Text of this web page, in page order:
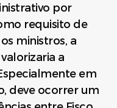
por
requisito de
ministros, a
a
em
deve ocorrer um